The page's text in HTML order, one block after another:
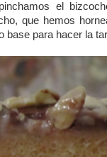
el
que hemos
base para hacer la